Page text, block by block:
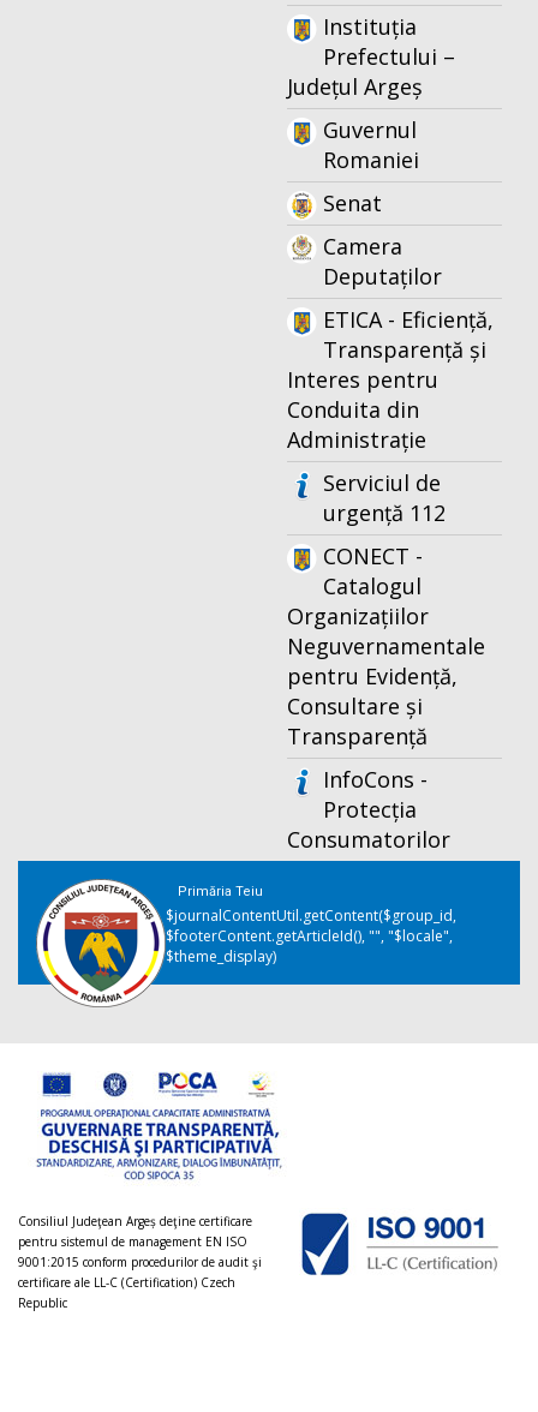
Instituția
Prefectului –
Județul Argeș
Guvernul
Romaniei
Senat
Camera
Deputaților
ETICA - Eficiență,
Transparență și
Interes pentru
Conduita din
Administrație
Serviciul de
urgență 112
CONECT -
Catalogul
Organizațiilor
Neguvernamentale
pentru Evidență,
Consultare și
Transparență
InfoCons -
Protecția
Consumatorilor
Primăria Teiu
$journalContentUtil.getContent($group_id,
$footerContent.getArticleId(), "", "$locale",
$theme_display)
Consiliul Judeţean Argeș deţine certificare
pentru sistemul de management EN ISO
9001:2015 conform procedurilor de audit şi
certificare ale LL-C (Certification) Czech
Republic